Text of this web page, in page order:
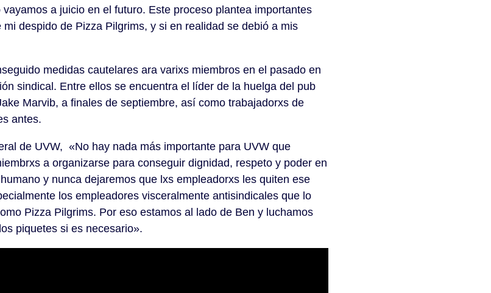
a juicio en el futuro. Este proceso plantea importantes
despido de Pizza Pilgrims, y si en realidad se debió a mis
medidas cautelares ara varixs miembros en el pasado en
sindical. Entre ellos se encuentra el líder de la huelga del pub
Marvib, a finales de septiembre, así como trabajadorxs de
antes.
de UVW, «No hay nada más importante para UVW que
a organizarse para conseguir dignidad, respeto y poder en
y nunca dejaremos que lxs empleadorxs les quiten ese
los empleadores visceralmente antisindicales que lo
Pizza Pilgrims. Por eso estamos al lado de Ben y luchamos
piquetes si es necesario».